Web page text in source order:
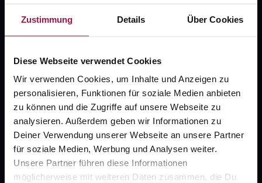
Zustimmung Details Über Cookies
Diese Webseite verwendet Cookies
Wir verwenden Cookies, um Inhalte und Anzeigen zu
personalisieren, Funktionen für soziale Medien anbieten
zu können und die Zugriffe auf unsere Webseite zu
analysieren. Außerdem geben wir Informationen zu
Deiner Verwendung unserer Webseite an unsere Partner
für soziale Medien, Werbung und Analysen weiter.
Unsere Partner führen diese Informationen
möglicherweise mit weiteren Daten zusammen, die Du
gesund.de
Über uns
Karriere
Newsletter